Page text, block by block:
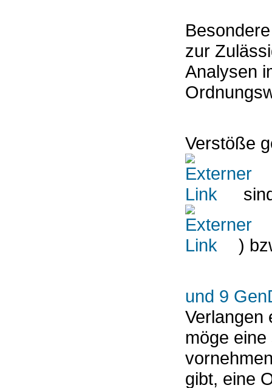
zur
Analysen
Verstöße
)
und 9
Verlangen
möge
gibt, eine